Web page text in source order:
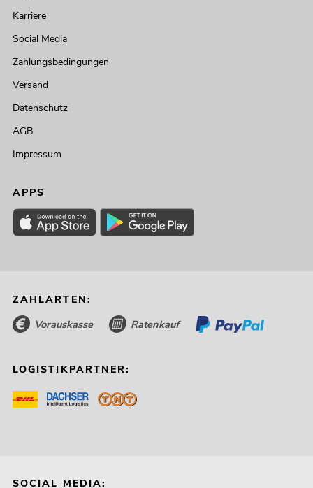
Karriere
Social Media
Zahlungsbedingungen
Versand
Datenschutz
AGB
Impressum
APPS
ZAHLARTEN:
Vorauskasse Ratenkauf
LOGISTIKPARTNER:
SOCIAL MEDIA: